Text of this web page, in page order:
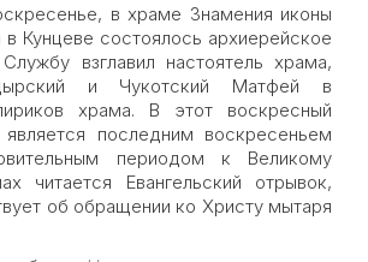
в храме Знамения иконы
Кунцеве состоялось архиерейское
взглавил настоятель храма,
и Чукотский Матфей в
храма. В этот воскресный
последним воскресеньем
периодом к Великому
читается Евангельский отрывок,
об обращении ко Христу мытаря